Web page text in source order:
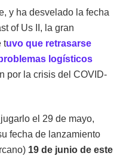
y ha desvelado la fecha
of Us II, la gran
tuvo que retrasarse
logísticos
por la crisis del COVID-
el 29 de mayo,
fecha de lanzamiento
19 de junio de este